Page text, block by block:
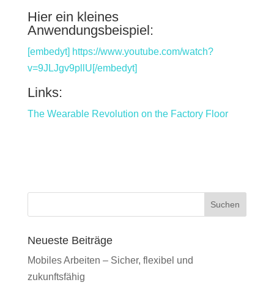
Hier ein kleines
Anwendungsbeispiel:
[embedyt] https://www.youtube.com/watch?
v=9JLJgv9pllU[/embedyt]
Links:
The Wearable Revolution on the Factory Floor
Suchen
Neueste Beiträge
Mobiles Arbeiten – Sicher, flexibel und
zukunftsfähig